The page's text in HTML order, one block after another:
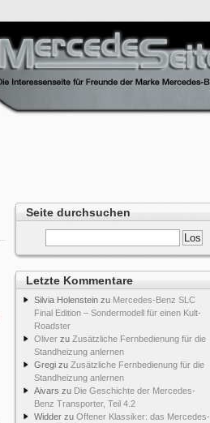
Seite durchsuchen
Letzte Kommentare
Silvia Holenstein zu Mercedes-Benz SLC
Final Edition – Sondermodell für einen Kult-
Roadster
Oliver zu Zusätzliche Fernbedienung für die
Standheizung anlernen
Gregi zu Zusätzliche Fernbedienung für die
Standheizung anlernen
Aivars zu Die Geschichte der Mercedes-
Benz Transporter, Teil 4.2
Widder zu Offener Klassiker: das Mercedes-